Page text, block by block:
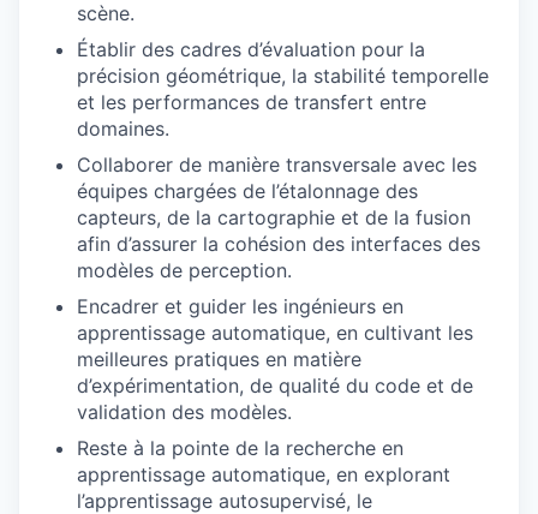
scène.
Établir des cadres d’évaluation pour la
précision géométrique, la stabilité temporelle
et les performances de transfert entre
domaines.
Collaborer de manière transversale avec les
équipes chargées de l’étalonnage des
capteurs, de la cartographie et de la fusion
afin d’assurer la cohésion des interfaces des
modèles de perception.
Encadrer et guider les ingénieurs en
apprentissage automatique, en cultivant les
meilleures pratiques en matière
d’expérimentation, de qualité du code et de
validation des modèles.
Reste à la pointe de la recherche en
apprentissage automatique, en explorant
l’apprentissage autosupervisé, le